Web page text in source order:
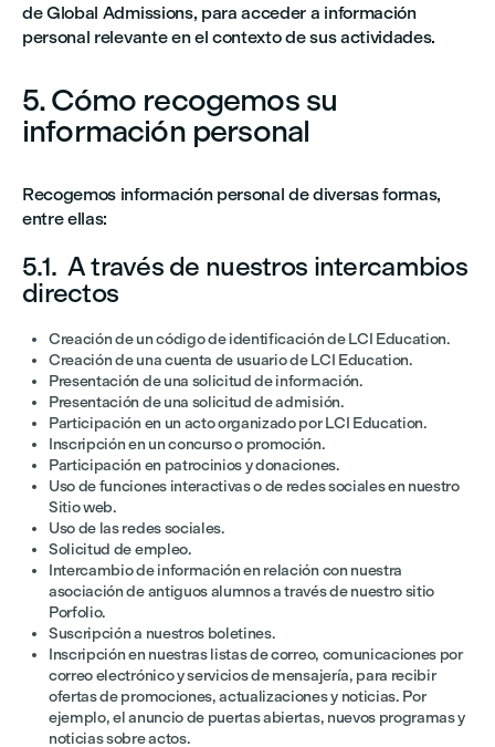
de Global Admissions, para acceder a información
personal relevante en el contexto de sus actividades.
5. Cómo recogemos su
información personal
Recogemos información personal de diversas formas,
entre ellas:
5.1. A través de nuestros intercambios
directos
Creación de un código de identificación de LCI Education.
Creación de una cuenta de usuario de LCI Education.
Presentación de una solicitud de información.
Presentación de una solicitud de admisión.
Participación en un acto organizado por LCI Education.
Inscripción en un concurso o promoción.
Participación en patrocinios y donaciones.
Uso de funciones interactivas o de redes sociales en nuestro
Sitio web.
Uso de las redes sociales.
Solicitud de empleo.
Intercambio de información en relación con nuestra
asociación de antiguos alumnos a través de nuestro sitio
Porfolio.
Suscripción a nuestros boletines.
Inscripción en nuestras listas de correo, comunicaciones por
correo electrónico y servicios de mensajería, para recibir
ofertas de promociones, actualizaciones y noticias. Por
ejemplo, el anuncio de puertas abiertas, nuevos programas y
noticias sobre actos.